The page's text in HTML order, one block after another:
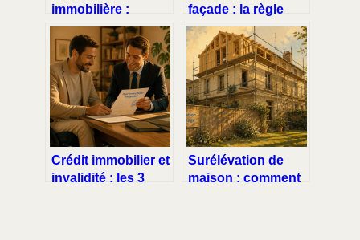
immobilière :
comment
bricosuccess-
immo.fr valorise
vos travaux de
rénovation
façade : la règle
des 10 ans et les 4
signes d’urgence
Crédit immobilier et
invalidité : les 3
Surélévation de
maison : comment